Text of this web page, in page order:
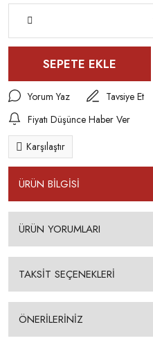
SEPETE EKLE
Yorum Yaz
Tavsiye Et
Fiyatı Düşünce Haber Ver
Karşılaştır
ÜRÜN BİLGİSİ
ÜRÜN YORUMLARI
TAKSİT SEÇENEKLERİ
ÖNERİLERİNİZ